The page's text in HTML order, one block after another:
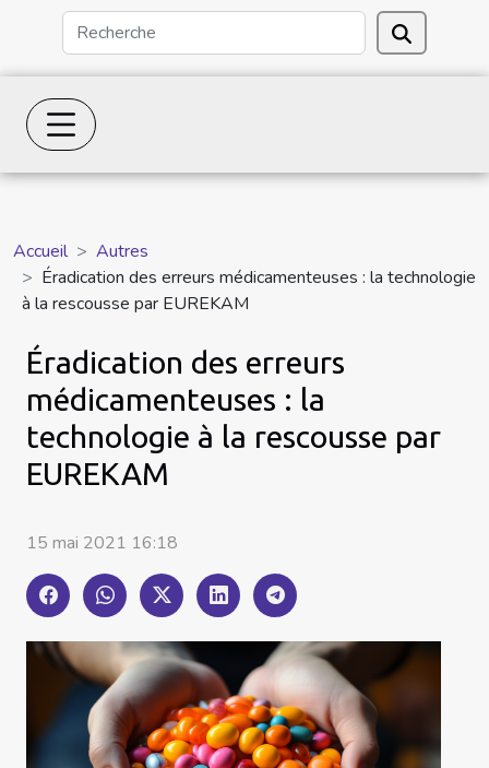
Accueil
Autres
Éradication des erreurs médicamenteuses : la technologie
à la rescousse par EUREKAM
Éradication des erreurs
médicamenteuses : la
technologie à la rescousse par
EUREKAM
15 mai 2021 16:18